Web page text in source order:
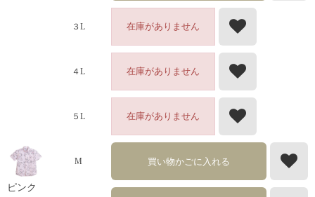
３L 在庫がありません
４L 在庫がありません
５L 在庫がありません
ピンク
M 買い物かごに入れる